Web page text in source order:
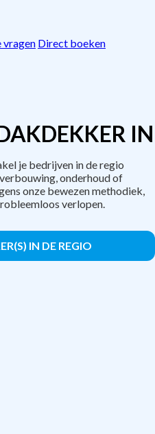
vragen Direct boeken
IN
je bedrijven in de regio
onderhoud of
onze bewezen methodiek,
verlopen.
IN DE REGIO